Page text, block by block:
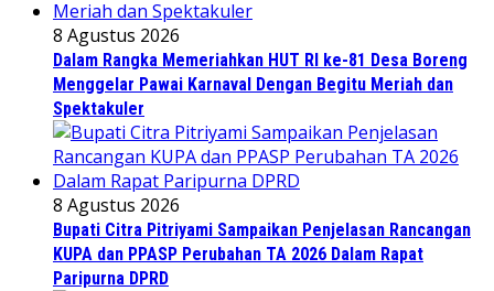
8 Agustus 2026
Dalam Rangka Memeriahkan HUT RI ke-81 Desa Boreng
Menggelar Pawai Karnaval Dengan Begitu Meriah dan
Spektakuler
8 Agustus 2026
Bupati Citra Pitriyami Sampaikan Penjelasan Rancangan
KUPA dan PPASP Perubahan TA 2026 Dalam Rapat
Paripurna DPRD